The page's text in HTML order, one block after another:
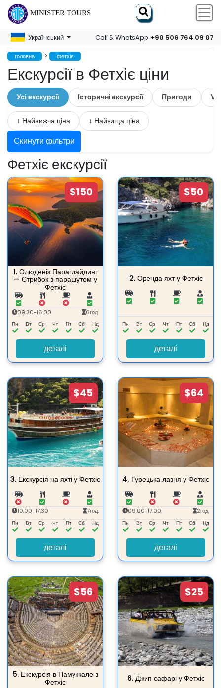
MINISTER TOURS
Український Call & WhatsApp +90 506 764 09 07
головна > фетхіє
Екскурсії в Фетхіє ціни
Усі екскурсії Історичні екскурсії Пригоди
↑ Найнижча ціна ↓ Найвища ціна
Скинути фільтри
Фетхіє екскурсії
$150
1. Олюденіз Параглайдинг
— Стрибок з парашутом у
Фетхіє
09:30-16:00 6год.
Пн Вт Ср Чт Пт Сб Нд
деталі
$50
2. Оренда яхт у Фетхіє
Пн Вт Ср Чт Пт Сб Нд
деталі
$45
3. Екскурсія на яхті у Фетхіє
10:00-17:30 7год.
Пн Вт Ср Чт Пт Сб Нд
деталі
$64
4. Турецька лазня у Фетхіє
09:00-17:00 2год.
Пн Вт Ср Чт Пт Сб Нд
деталі
$56
5. Екскурсія в Памуккале з
Фетхіє
$25
6. Джип сафарі у Фетхіє